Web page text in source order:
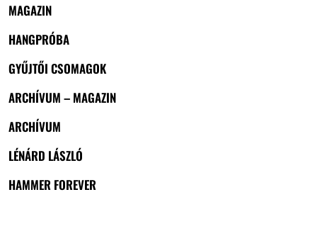
MAGAZIN
HANGPRÓBA
GYŰJTŐI CSOMAGOK
ARCHÍVUM – MAGAZIN
ARCHÍVUM
LÉNÁRD LÁSZLÓ
HAMMER FOREVER